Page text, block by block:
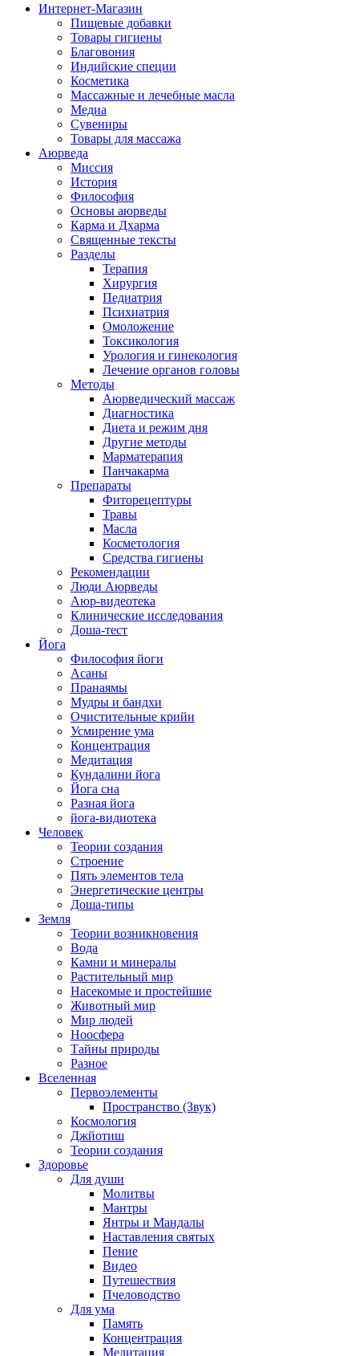
Интернет-Магазин
Пищевые добавки
Товары гигиены
Благовония
Индийские специи
Косметика
Массажные и лечебные масла
Медиа
Сувениры
Товары для массажа
Аюрведа
Миссия
История
Философия
Основы аюрведы
Карма и Дхарма
Священные тексты
Разделы
Терапия
Хирургия
Педиатрия
Психиатрия
Омоложение
Токсикология
Урология и гинекология
Лечение органов головы
Методы
Аюрведический массаж
Диагностика
Диета и режим дня
Другие методы
Марматерапия
Панчакарма
Препараты
Фиторецептуры
Травы
Масла
Косметология
Средства гигиены
Рекомендации
Люди Аюрведы
Аюр-видеотека
Клинические исследования
Доша-тест
Йога
Философия йоги
Асаны
Пранаямы
Мудры и бандхи
Очистительные крийи
Усмирение ума
Концентрация
Медитация
Кундалини йога
Йога сна
Разная йога
йога-видиотека
Человек
Теории создания
Строение
Пять элементов тела
Энергетические центры
Доша-типы
Земля
Теории возникновения
Вода
Камни и минералы
Растительный мир
Насекомые и простейшие
Животный мир
Мир людей
Ноосфера
Тайны природы
Разное
Вселенная
Первоэлементы
Пространство (Звук)
Космология
Джйотиш
Теории создания
Здоровье
Для души
Молитвы
Мантры
Янтры и Мандалы
Наставления святых
Пение
Видео
Путешествия
Пчеловодство
Для ума
Память
Концентрация
Медитация